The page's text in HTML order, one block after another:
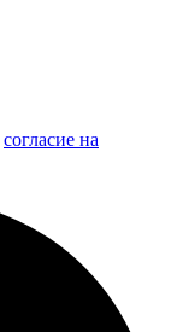
согласие на